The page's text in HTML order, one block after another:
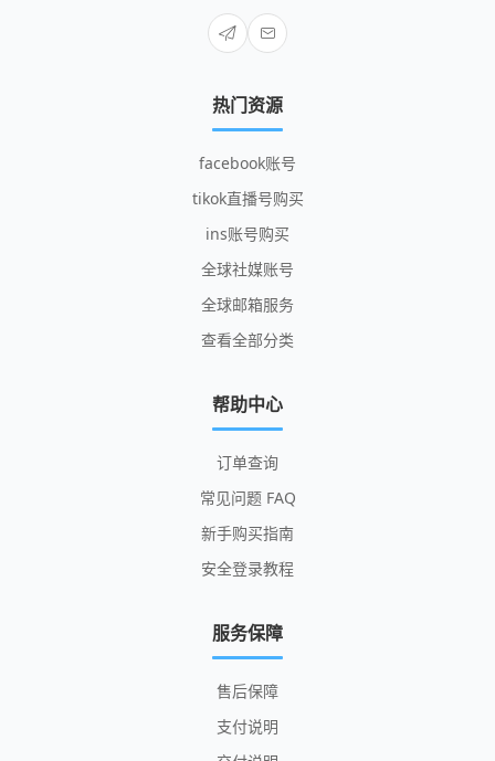
热门资源
facebook账号
tikok直播号购买
ins账号购买
全球社媒账号
全球邮箱服务
查看全部分类
帮助中心
订单查询
常见问题 FAQ
新手购买指南
安全登录教程
服务保障
售后保障
支付说明